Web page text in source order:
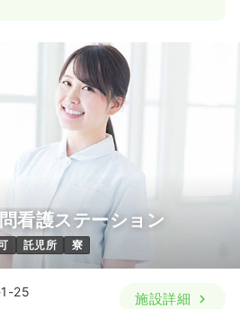
看護ステーション
託児所 寮
25
施設詳細